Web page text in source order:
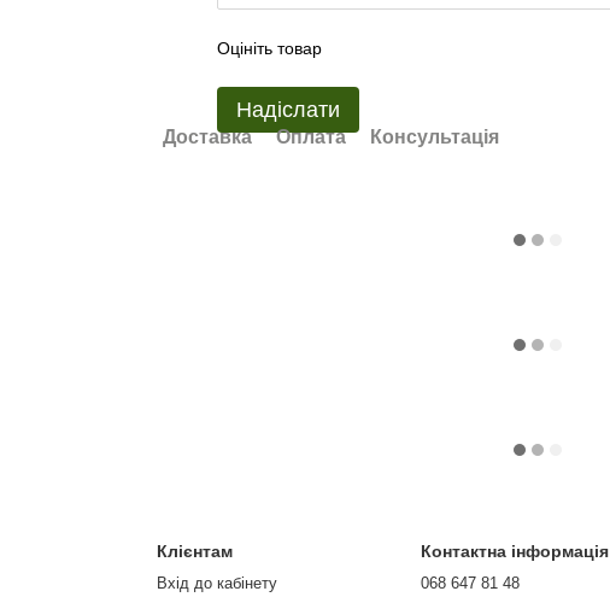
Оцініть товар
Надіслати
Доставка Оплата Консультація
Клієнтам
Вхід до кабінету
Контактна інформація
068 647 81 48